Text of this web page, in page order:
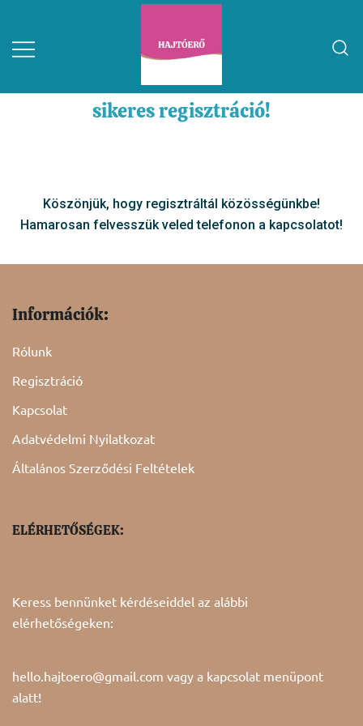
sikeres regisztráció!
Köszönjük, hogy regisztráltál közösségünkbe!
Hamarosan felvesszük veled telefonon a kapcsolatot!
Információk:
Rólunk
Regisztráció
Kapcsolat
Adatvédelmi Nyilatkozat
Általános Szerződési Feltételek
ELÉRHETŐSÉGEK:
Keress bennünket kérdéseiddel az alábbi
elérhetőségeken:
hello.hajtoero@gmail.com vagy a kapcsolat menüpont
alatt!